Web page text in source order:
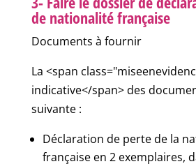
de nationalité française
Documents à fournir
La <span
indicative</span> des
suivante :
Déclaration de perte de la
française en 2 exemplaires,